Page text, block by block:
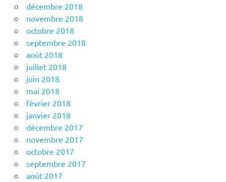
décembre 2018
novembre 2018
octobre 2018
septembre 2018
août 2018
juillet 2018
juin 2018
mai 2018
février 2018
janvier 2018
décembre 2017
novembre 2017
octobre 2017
septembre 2017
août 2017